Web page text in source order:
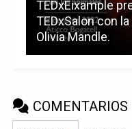
TEDxEixample
TEDxSalon con
Olivia Mandle.
COMENTARIOS